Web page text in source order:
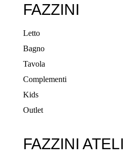
FAZZINI
Letto
Bagno
Tavola
Complementi
Kids
Outlet
FAZZINI